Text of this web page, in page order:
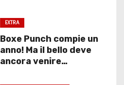
EXTRA
Boxe Punch compie un
anno! Ma il bello deve
ancora venire…